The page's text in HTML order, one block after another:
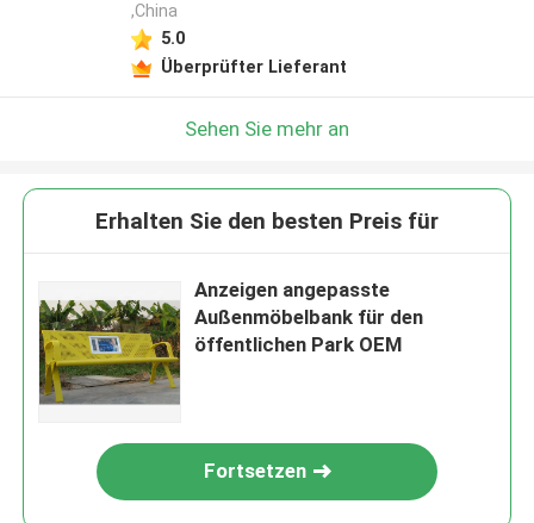
,China
5.0
Überprüfter Lieferant
Sehen Sie mehr an
Erhalten Sie den besten Preis für
Anzeigen angepasste
Außenmöbelbank für den
öffentlichen Park OEM
Fortsetzen